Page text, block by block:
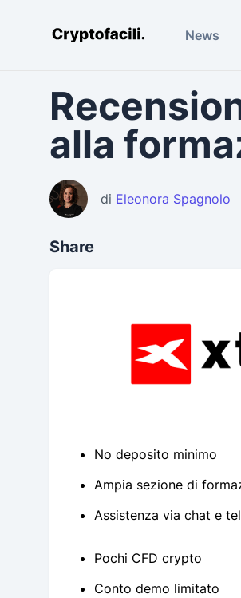
Cryptofacili.com News
alla
di Eleonora Spagnolo
Share
No deposito minimo
Ampia sezione di
Assistenza via chat e
Pochi CFD crypto
Conto demo limitato